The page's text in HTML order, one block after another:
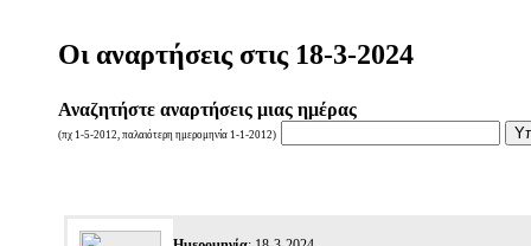
Οι αναρτήσεις στις 18-3-2024
Αναζητήστε αναρτήσεις μιας ημέρας
(πχ 1-5-2012, παλαιότερη ημερομηνία 1-1-2012)